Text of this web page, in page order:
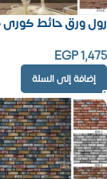
رول ورق حائط كورى 15 متر مربع
EGP1,475
إضافة إلى السلة